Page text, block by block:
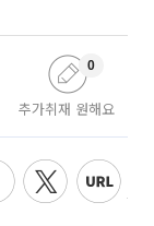
추가취재 원해요
0